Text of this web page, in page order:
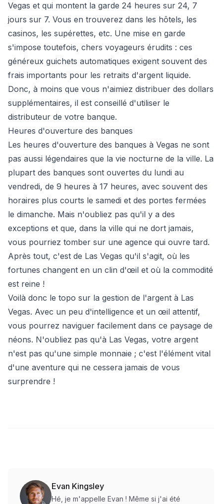
Vegas et qui montent la garde 24 heures sur 24, 7
jours sur 7. Vous en trouverez dans les hôtels, les
casinos, les supérettes, etc. Une mise en garde
s'impose toutefois, chers voyageurs érudits : ces
généreux guichets automatiques exigent souvent des
frais importants pour les retraits d'argent liquide.
Donc, à moins que vous n'aimiez distribuer des dollars
supplémentaires, il est conseillé d'utiliser le
distributeur de votre banque.
Heures d'ouverture des banques
Les heures d'ouverture des banques à Vegas ne sont
pas aussi légendaires que la vie nocturne de la ville. La
plupart des banques sont ouvertes du lundi au
vendredi, de 9 heures à 17 heures, avec souvent des
horaires plus courts le samedi et des portes fermées
le dimanche. Mais n'oubliez pas qu'il y a des
exceptions et que, dans la ville qui ne dort jamais,
vous pourriez tomber sur une agence qui ouvre tard.
Après tout, c'est de Las Vegas qu'il s'agit, où les
fortunes changent en un clin d'œil et où la commodité
est reine !
Voilà donc le topo sur la gestion de l'argent à Las
Vegas. Avec un peu d'intelligence et un œil attentif,
vous pourrez naviguer facilement dans ce paysage de
néons. N'oubliez pas qu'à Las Vegas, votre argent
n'est pas qu'une simple monnaie ; c'est l'élément vital
d'une aventure qui ne cessera jamais de vous
surprendre !
Evan Kingsley
Hé, je m'appelle Evan ! Même si j'ai été